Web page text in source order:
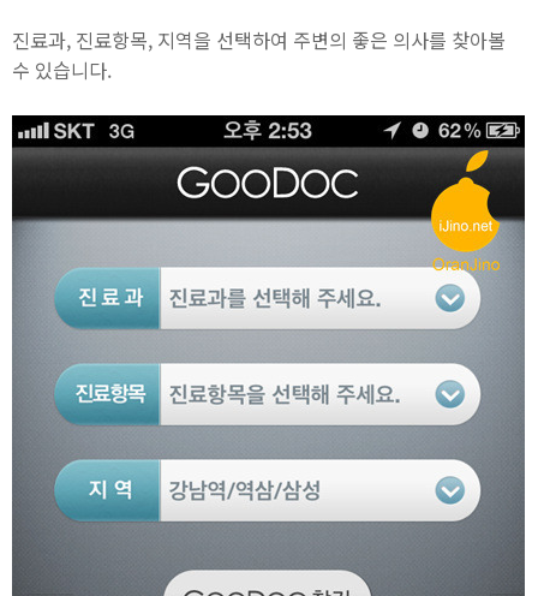
진료과, 진료항목, 지역을 선택하여 주변의 좋은 의사를 찾아볼
수 있습니다.